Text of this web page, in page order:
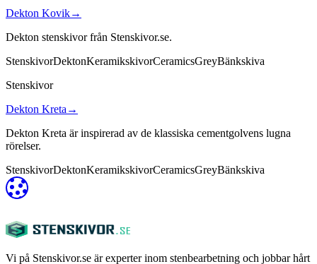
Dekton Kovik→
Dekton stenskivor från Stenskivor.se.
StenskivorDektonKeramikskivorCeramicsGreyBänkskiva
Stenskivor
Dekton Kreta →
Dekton Kreta är inspirerad av de klassiska cementgolvens lugna
rörelser.
StenskivorDektonKeramikskivorCeramicsGreyBänkskiva
Vi på Stenskivor.se är experter inom stenbearbetning och jobbar hårt